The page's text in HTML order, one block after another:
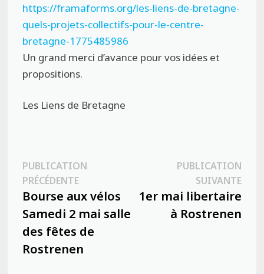
https://framaforms.org/les-liens-de-bretagne-
quels-projets-collectifs-pour-le-centre-
bretagne-1775485986
Un grand merci d’avance pour vos idées et
propositions.
Les Liens de Bretagne
Navigation
de
l’article
PUBLICATION
PRÉCÉDENTEPublication
précédente :
Bourse aux vélos
Samedi 2 mai salle
des fêtes de
Rostrenen
PUBLICATION
SUIVANTE
1er mai libertaire
à Rostrenen